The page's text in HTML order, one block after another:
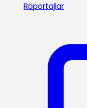
Röportajlar